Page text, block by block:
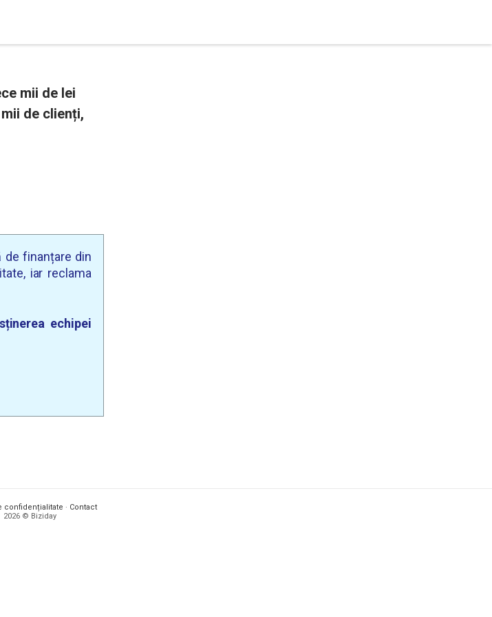
mii de lei
de clienți,
de finanțare din
iar reclama
echipei
confidențialitate · Contact
2026 © Biziday